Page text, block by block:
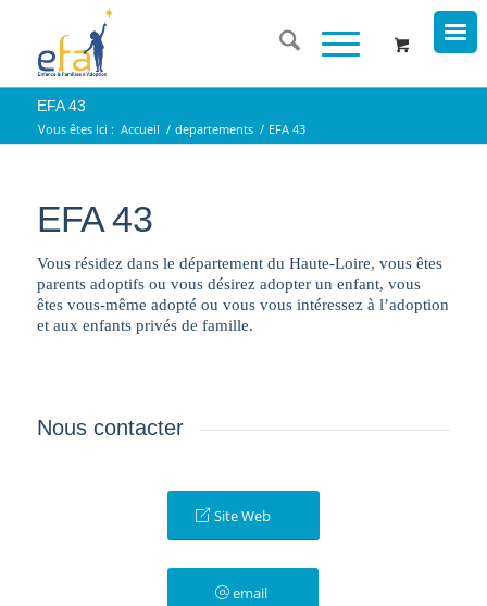
EFA 43
Vous êtes ici : Accueil / departements / EFA 43
EFA 43
Vous résidez dans le département du Haute-Loire, vous êtes
parents adoptifs ou vous désirez adopter un enfant, vous
êtes vous-même adopté ou vous vous intéressez à l’adoption
et aux enfants privés de famille.
Nous contacter
Site Web
email